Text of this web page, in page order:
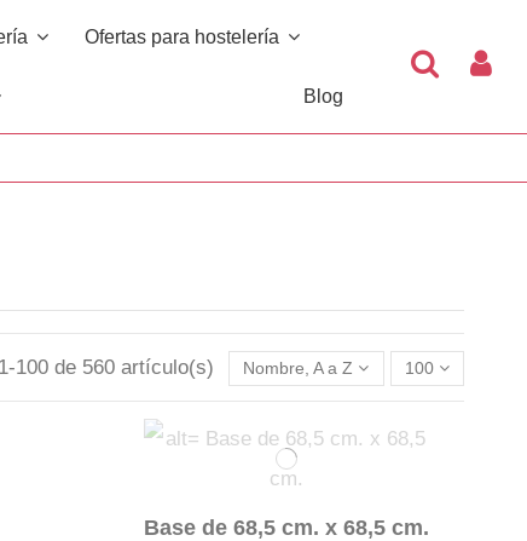
Ofertas para hostelería
Blog
100 de 560 artículo(s) Nombre, A a Z 100
Base de 68,5 cm. x 68,5 cm.